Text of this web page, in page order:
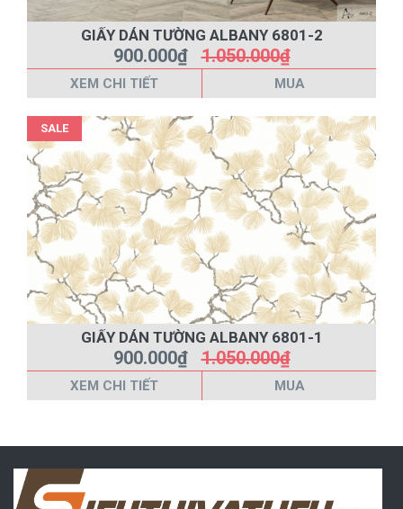
GIẤY DÁN TƯỜNG ALBANY 6801-2
900.000₫1.050.000₫
XEM CHI TIẾT MUA
SALE
GIẤY DÁN TƯỜNG ALBANY 6801-1
900.000₫1.050.000₫
XEM CHI TIẾT MUA